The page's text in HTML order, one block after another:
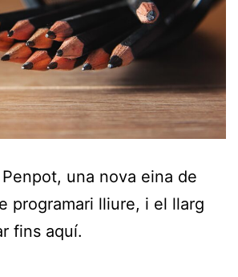
Penpot, una nova eina de
programari lliure, i el llarg
fins aquí.